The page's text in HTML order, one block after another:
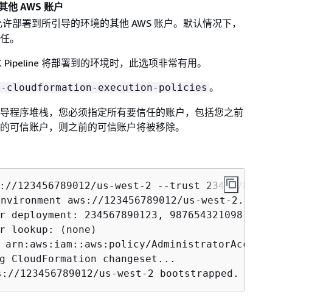
他 AWS 账户
部署到所引导的环境的其他 AWS 账户。默认情况下，
。
将部署到的环境时，此选项非常有用。
cloudformation-execution-policies 。
程序堆栈，您必须指定所有要信任的账户，包括您之前
可信账户，则之前的可信账户将被移除。
123456789012/us-west-2 --trust 234567890123
aws://123456789012/us-west-2...
234567890123, 987654321098
lookup: (none)
AdministratorAccess
CloudFormation changeset...
123456789012/us-west-2 bootstrapped.